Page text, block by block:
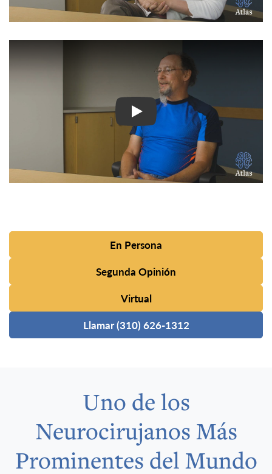
En Persona
Segunda Opinión
Virtual
Llamar (310) 626-1312
Uno de los
Neurocirujanos Más
Prominentes del Mundo